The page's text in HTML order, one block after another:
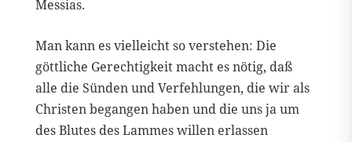
Messias.
Man kann es vielleicht so verstehen: Die
göttliche Gerechtigkeit macht es nötig, daß
alle die Sünden und Verfehlungen, die wir als
Christen begangen haben und die uns ja um
des Blutes des Lammes willen erlassen